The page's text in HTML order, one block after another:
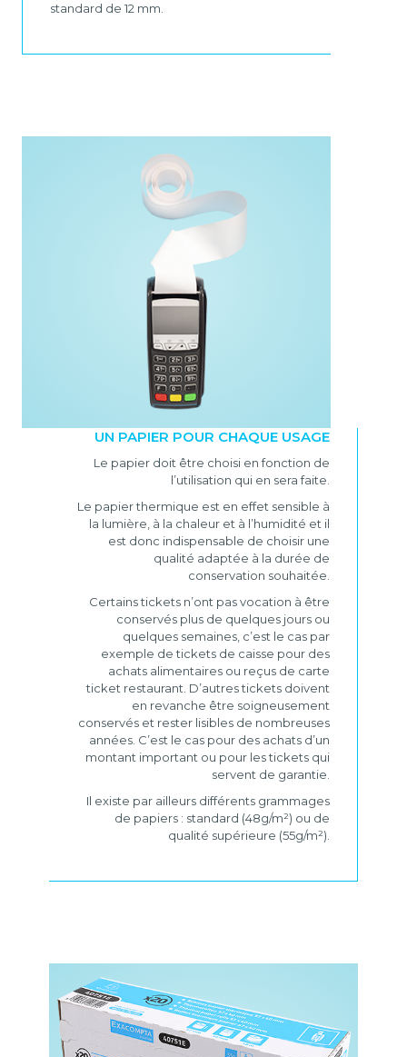
standard de 12 mm.
UN PAPIER POUR CHAQUE USAGE
Le papier doit être choisi en fonction de
l’utilisation qui en sera faite.
Le papier thermique est en effet sensible à
la lumière, à la chaleur et à l’humidité et il
est donc indispensable de choisir une
qualité adaptée à la durée de
conservation souhaitée.
Certains tickets n’ont pas vocation à être
conservés plus de quelques jours ou
quelques semaines, c’est le cas par
exemple de tickets de caisse pour des
achats alimentaires ou reçus de carte
ticket restaurant. D’autres tickets doivent
en revanche être soigneusement
conservés et rester lisibles de nombreuses
années. C’est le cas pour des achats d’un
montant important ou pour les tickets qui
servent de garantie.
Il existe par ailleurs différents grammages
de papiers : standard (48g/m²) ou de
qualité supérieure (55g/m²).